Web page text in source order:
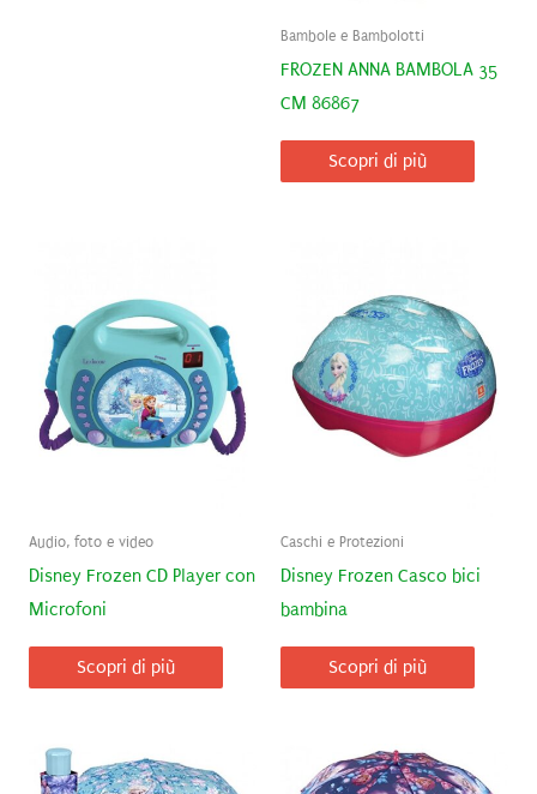
Bambole e Bambolotti
FROZEN ANNA BAMBOLA 35
CM 86867
Scopri di più
Audio, foto e video
Disney Frozen CD Player con
Microfoni
Scopri di più
Caschi e Protezioni
Disney Frozen Casco bici
bambina
Scopri di più